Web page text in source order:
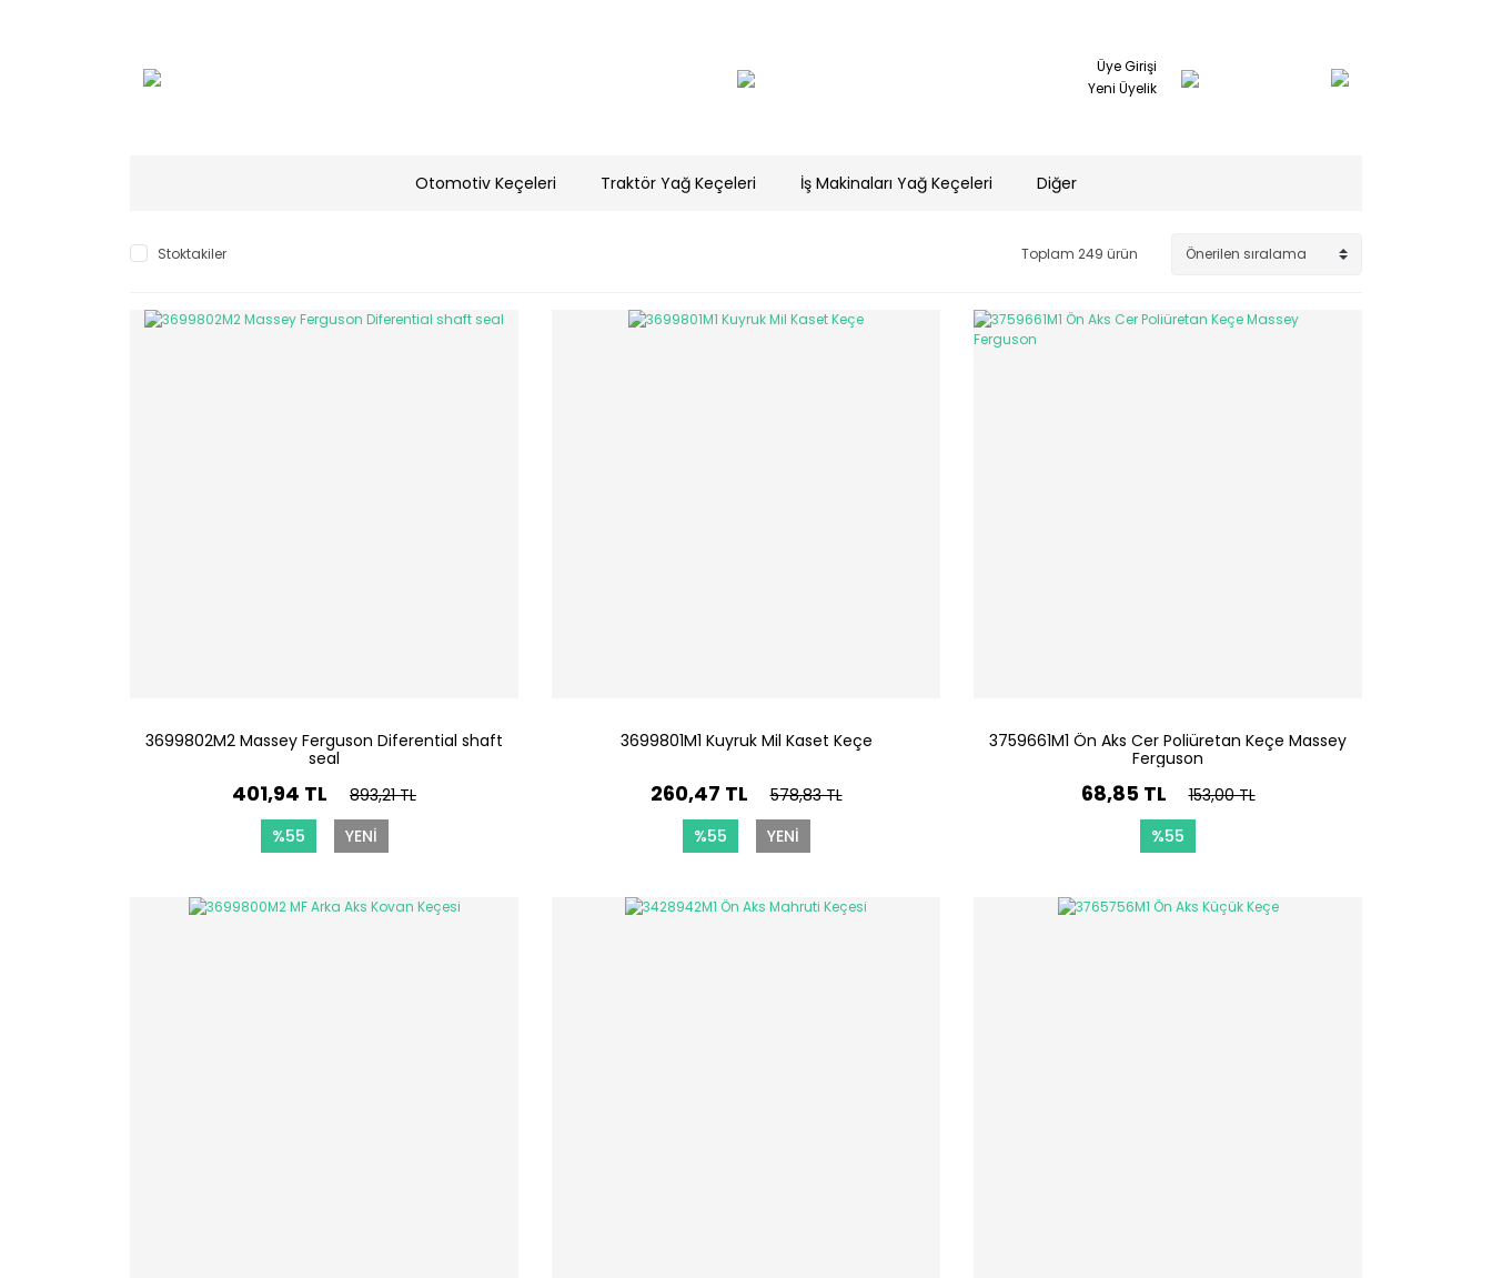
Üye Girişi
Yeni Üyelik
Otomotiv Keçeleri Traktör Yağ Keçeleri İş Makinaları Yağ Keçeleri Diğer
Stoktakiler Toplam 249 ürün
3699802M2 Massey Ferguson Diferential shaft
seal
401,94 TL
893,21 TL
%55
YENİ
3699801M1 Kuyruk Mil Kaset Keçe
260,47 TL
578,83 TL
%55
YENİ
3759661M1 Ön Aks Cer Poliüretan Keçe Massey
Ferguson
68,85 TL
153,00 TL
%55